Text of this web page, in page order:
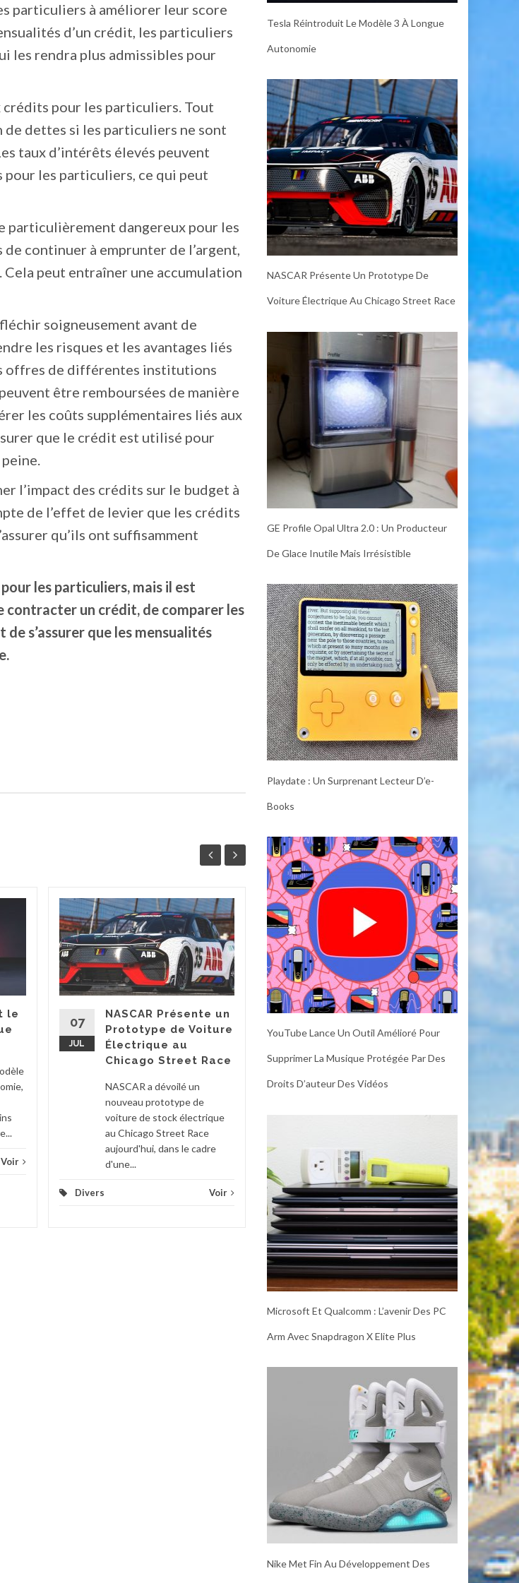
particuliers à améliorer leur score
d’un crédit, les particuliers
les rendra plus admissibles pour
crédits pour les particuliers. Tout
de dettes si les particuliers ne sont
taux d’intérêts élevés peuvent
les particuliers, ce qui peut
particulièrement dangereux pour les
continuer à emprunter de l’argent,
peut entraîner une accumulation
soigneusement avant de
les risques et les avantages liés
offres de différentes institutions
être remboursées de manière
les coûts supplémentaires liés aux
que le crédit est utilisé pour
l’impact des crédits sur le budget à
de l’effet de levier que les crédits
qu’ils ont suffisamment
les particuliers, mais il est
un crédit, de comparer les
s’assurer que les mensualités
le
Voir
07
JUL
NASCAR Présente un
Prototype de Voiture
Électrique au
Chicago Street Race
NASCAR a dévoilé un
nouveau prototype de
voiture de stock électrique
au Chicago Street Race
aujourd'hui, dans le cadre
d'une...
Divers Voir
07
JUL
GE Profile Opal Ultra
2.0 : Un Producteur
de Glace Inutile
mais Irrésistible
Certains gadgets pour la
maison intelligente peuvent
essentiels. Un thermostat
Tesla Réintroduit Le Modèle 3 À Longue
Autonomie
NASCAR Présente Un Prototype De
Voiture Électrique Au Chicago Street Race
GE Profile Opal Ultra 2.0 : Un Producteur
De Glace Inutile Mais Irrésistible
Playdate : Un Surprenant Lecteur D’e-
Books
YouTube Lance Un Outil Amélioré Pour
Supprimer La Musique Protégée Par Des
Droits D’auteur Des Vidéos
Microsoft Et Qualcomm : L’avenir Des PC
Arm Avec Snapdragon X Elite Plus
Nike Met Fin Au Développement Des